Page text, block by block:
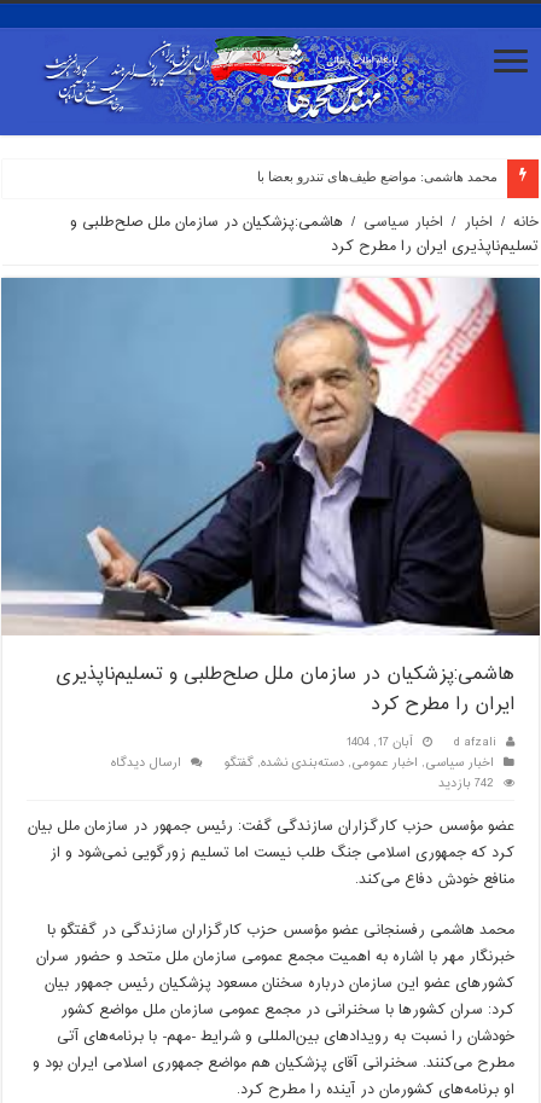
محمد هاشمی: مواضع طیف‌های تندرو بعضا با صدای گروه‌های ا
خانه / اخبار / اخبار سیاسی / هاشمی:پزشکیان در سازمان ملل صلح‌طلبی و
تسلیم‌ناپذیری ایران را مطرح کرد
هاشمی:پزشکیان در سازمان ملل صلح‌طلبی و تسلیم‌ناپذیری
ایران را مطرح کرد
d afzali
آبان 17, 1404
اخبار سیاسی, اخبار عمومی,دسته‌بندی نشده,گفتگو
ارسال دیدگاه
742 بازدید
عضو مؤسس حزب کارگزاران سازندگی گفت: رئیس جمهور در سازمان ملل بیان
کرد که جمهوری اسلامی جنگ طلب نیست اما تسلیم زورگویی نمی‌شود و از
منافع خودش دفاع می‌کند.
محمد هاشمی رفسنجانی عضو مؤسس حزب کارگزاران سازندگی در گفتگو با
خبرنگار مهر با اشاره به اهمیت مجمع عمومی سازمان ملل متحد و حضور سران
کشورهای عضو این سازمان درباره سخنان مسعود پزشکیان رئیس جمهور بیان
کرد: سران کشورها با سخنرانی در مجمع عمومی سازمان ملل مواضع کشور
خودشان را نسبت به رویدادهای بین‌المللی و شرایط -مهم- با برنامه‌های آتی
مطرح می‌کنند. سخنرانی آقای پزشکیان هم مواضع جمهوری اسلامی ایران بود و
او برنامه‌های کشورمان در آینده را مطرح کرد.